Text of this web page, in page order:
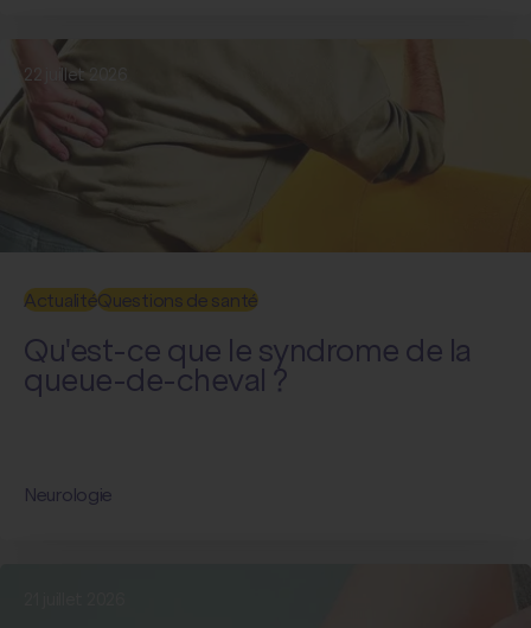
Qu'est-ce que le syndrome de la
queue-de-cheval ?
ActualitéQuestions de santé
Neurologie
22 juillet 2026